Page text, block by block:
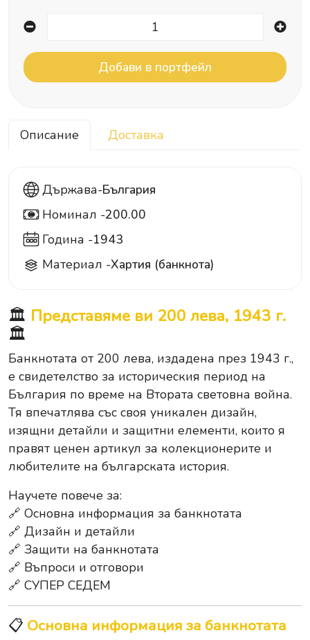
Описание Доставка
Държава-България
200 Номинал -200.00
Година -1943
Материал -Хартия (банкнота)
🏛️ Представяме ви 200 лева, 1943 г.
🏛️
Банкнотата от 200 лева, издадена през 1943 г.,
е свидетелство за историческия период на
България по време на Втората световна война.
Тя впечатлява със своя уникален дизайн,
изящни детайли и защитни елементи, които я
правят ценен артикул за колекционерите и
любителите на българската история.
Научете повече за:
🔗 Основна информация за банкнотата
🔗 Дизайн и детайли
🔗 Защити на банкнотата
🔗 Въпроси и отговори
🔗 СУПЕР СЕДЕМ
📋 Основна информация за банкнотата